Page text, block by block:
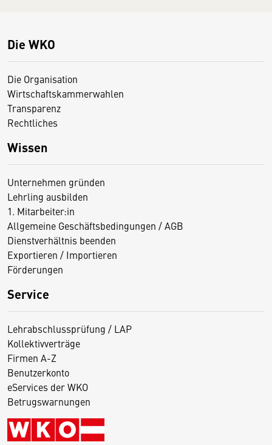
Die WKO
Die Organisation
Wirtschaftskammerwahlen
Transparenz
Rechtliches
Wissen
Unternehmen gründen
Lehrling ausbilden
1. Mitarbeiter:in
Allgemeine Geschäftsbedingungen / AGB
Dienstverhältnis beenden
Exportieren / Importieren
Förderungen
Service
Lehrabschlussprüfung / LAP
Kollektivverträge
Firmen A-Z
Benutzerkonto
eServices der WKO
Betrugswarnungen